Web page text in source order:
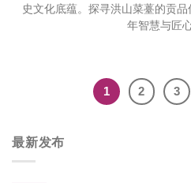
史文化底蕴。探寻洪山菜薹的贡
年智慧与匠
1 2 3
最新发布